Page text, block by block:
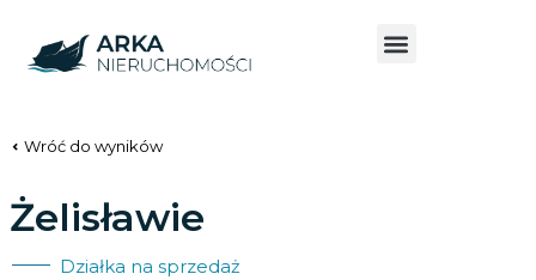
Wróć do wyników
Żelisławie
Działka na sprzedaż